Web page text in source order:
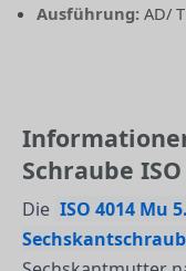
Ausführung: AD/
Schraube
Die ISO 4014 Mu